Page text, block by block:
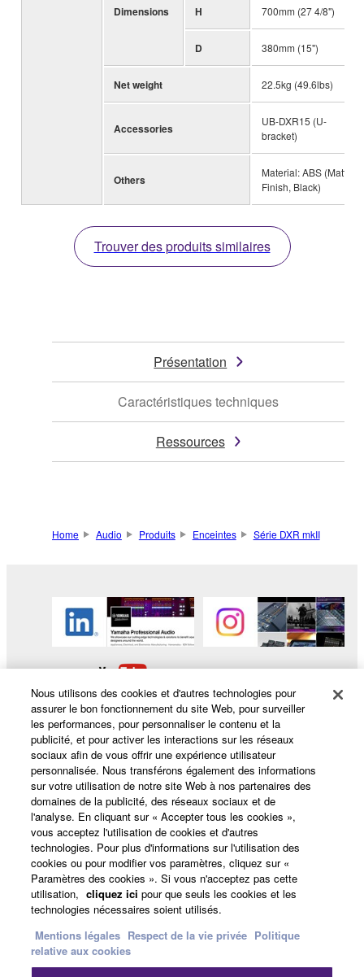
Dimensions H 700mm (27 4/8")
D 380mm (15")
Net weight 22.5kg (49.6lbs)
Accessories
UB-DXR15 (U-
bracket)
Others
Material: ABS (Matte
Finish, Black)
Trouver des produits similaires
Présentation
Caractéristiques techniques
Ressources
Home Audio Produits Enceintes Série DXR mkII
Produits et solutions
Actualités
A propos de Yamaha
France - French
Nous utilisons des cookies et d'autres technologies pour
assurer le bon fonctionnement du site Web, pour surveiller
les performances, pour personnaliser le contenu et la
publicité, et pour activer les interactions sur les réseaux
sociaux afin de vous offrir une expérience utilisateur
personnalisée. Nous transférons également des informations
sur votre utilisation de notre site Web à nos partenaires des
domaines de la publicité, des réseaux sociaux et de
l'analyse. En cliquant sur « Accepter tous les cookies »,
vous acceptez l'utilisation de cookies et d'autres
technologies. Pour plus d'informations sur l'utilisation des
cookies ou pour modifier vos paramètres, cliquez sur «
Paramètres des cookies ». Si vous n'acceptez pas cette
utilisation, cliquez ici pour que seuls les cookies et les
technologies nécessaires soient utilisés.
Mentions légales Respect de la vie privée Politique
relative aux cookies